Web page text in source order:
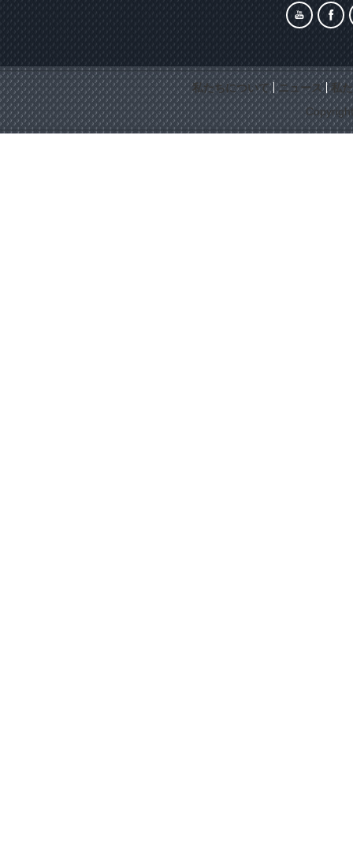
私たちについて ニュース
私